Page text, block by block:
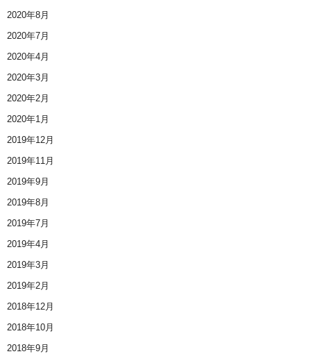
2020年8月
2020年7月
2020年4月
2020年3月
2020年2月
2020年1月
2019年12月
2019年11月
2019年9月
2019年8月
2019年7月
2019年4月
2019年3月
2019年2月
2018年12月
2018年10月
2018年9月